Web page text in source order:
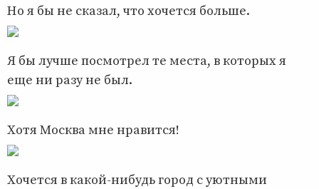
Но я бы не сказал, что хочется больше.
Я бы лучше посмотрел те места, в которых я
еще ни разу не был.
Хотя Москва мне нравится!
Хочется в какой-нибудь город с уютными